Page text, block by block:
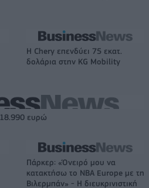
Η Chery επενδύει 75 εκατ.
δολάρια στην KG Mobility
ευρώ
Πάρκερ: «Όνειρό μου να
κατακτήσω το ΝΒΑ Europe με τη
Βιλερμπάν» - Η διευκρινιστική